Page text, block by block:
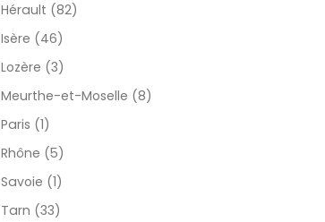
Hérault (82)
Isère (46)
Lozère (3)
Meurthe-et-Moselle (8)
Paris (1)
Rhône (5)
Savoie (1)
Tarn (33)